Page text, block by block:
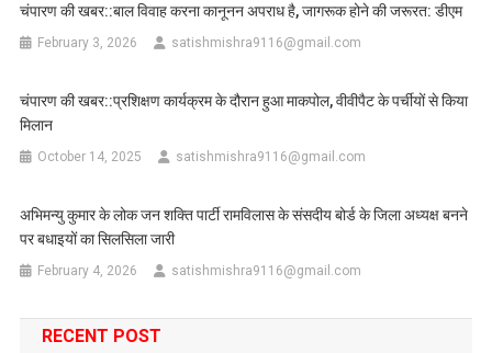
चंपारण की खबर::बाल विवाह करना कानूनन अपराध है, जागरूक होने की जरूरत: डीएम
February 3, 2026 satishmishra9116@gmail.com
चंपारण की खबर::प्रशिक्षण कार्यक्रम के दौरान हुआ माकपोल, वीवीपैट के पर्चीयों से किया
मिलान
October 14, 2025 satishmishra9116@gmail.com
अभिमन्यु कुमार के लोक जन शक्ति पार्टी रामविलास के संसदीय बोर्ड के जिला अध्यक्ष बनने
पर बधाइयों का सिलसिला जारी
February 4, 2026 satishmishra9116@gmail.com
RECENT POST